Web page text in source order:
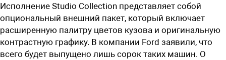
Исполнение Studio Collection представляет собой
опциональный внешний пакет, который включает
расширенную палитру цветов кузова и оригинальную
контрастную графику. В компании Ford заявили, что
всего будет выпущено лишь сорок таких машин. О